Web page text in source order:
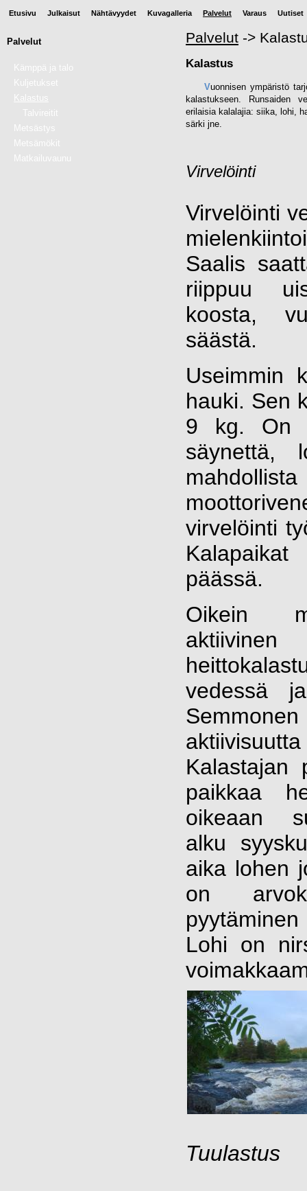
Etusivu Julkaisut Nähtävyydet Kuvagalleria Palvelut Varaus Uutiset
Palvelut
Kämppä ja talo
Kuljetukset
Kalastus
Talvireitit
Metsästys
Metsämökit
Matkailuvaunu
Palvelut ->
Kalastus
Vuonnisen ympäristö
kalastukseen. Runsaiden
erilaisia kalalajia: siika, lohi,
särki jne.
Virvelöinti
Virvelöinti
Saalis
riippuu
koosta,
säästä.
Useimmin
hauki. Sen
9 kg. On
säynettä,
virvelöinti
päässä.
Oikein
vedessä
Kalastajan
paikkaa
oikeaan
alku
aika lohen
on
Lohi on
Tuulastus